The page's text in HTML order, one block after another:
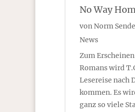
No Way
vonNorm
News
Zum
Romans wird
Lesereise nach
kommen. Es
ganz so viele